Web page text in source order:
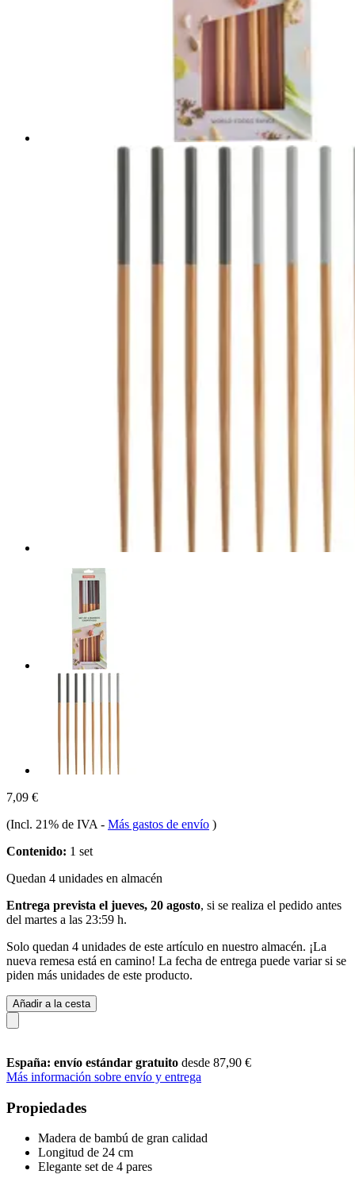
7,09 €
(Incl. 21% de IVA - Más gastos de envío )
Contenido: 1 set
Quedan 4 unidades en almacén
Entrega prevista el jueves, 20 agosto, si se realiza el pedido antes
del martes a las 23:59 h.
Solo quedan 4 unidades de este artículo en nuestro almacén. ¡La
nueva remesa está en camino! La fecha de entrega puede variar si se
piden más unidades de este producto.
Añadir a la cesta
España: envío estándar gratuito desde 87,90 €
Más información sobre envío y entrega
Propiedades
Madera de bambú de gran calidad
Longitud de 24 cm
Elegante set de 4 pares